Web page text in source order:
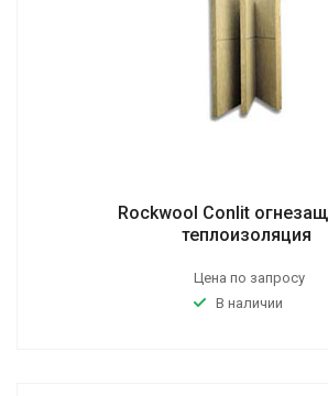
Rockwool Conlit
теплоизоляция
Цена по запросу
В наличии